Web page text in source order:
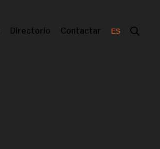
Directorio Contactar ES